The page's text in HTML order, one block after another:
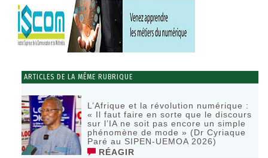
ARTICLES DE LA MÊME RUBRIQUE
L’Afrique et la révolution numérique :
« Il faut faire en sorte que le discours
sur l’IA ne soit pas encore un simple
phénomène de mode » (Dr Cyriaque
Paré au SIPEN-UEMOA 2026)
RÉAGIR